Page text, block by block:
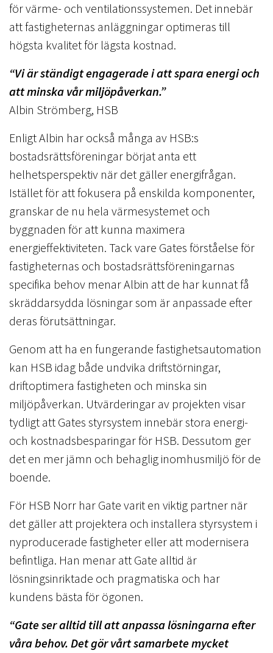
för värme- och ventilationssystemen. Det innebär
att fastigheternas anläggningar optimeras till
högsta kvalitet för lägsta kostnad.
“Vi är ständigt engagerade i att spara energi och
att minska vår miljöpåverkan.”
Albin Strömberg, HSB
Enligt Albin har också många av HSB:s
bostadsrättsföreningar börjat anta ett
helhetsperspektiv när det gäller energifrågan.
Istället för att fokusera på enskilda komponenter,
granskar de nu hela värmesystemet och
byggnaden för att kunna maximera
energieffektiviteten. Tack vare Gates förståelse för
fastigheternas och bostadsrättsföreningarnas
specifika behov menar Albin att de har kunnat få
skräddarsydda lösningar som är anpassade efter
deras förutsättningar.
Genom att ha en fungerande fastighetsautomation
kan HSB idag både undvika driftstörningar,
driftoptimera fastigheten och minska sin
miljöpåverkan. Utvärderingar av projekten visar
tydligt att Gates styrsystem innebär stora energi-
och kostnadsbesparingar för HSB. Dessutom ger
det en mer jämn och behaglig inomhusmiljö för de
boende.
För HSB Norr har Gate varit en viktig partner när
det gäller att projektera och installera styrsystem i
nyproducerade fastigheter eller att modernisera
befintliga. Han menar att Gate alltid är
lösningsinriktade och pragmatiska och har
kundens bästa för ögonen.
“Gate ser alltid till att anpassa lösningarna efter
våra behov. Det gör vårt samarbete mycket